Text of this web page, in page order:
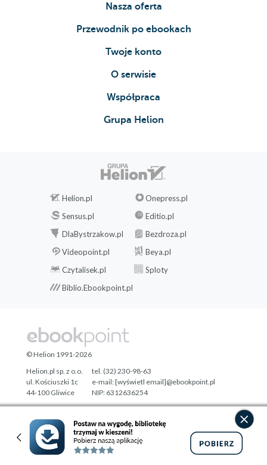
Nasza oferta
Przewodnik po ebookach
Twoje konto
O serwisie
Współpraca
Grupa Helion
Helion.pl
Onepress.pl
Sensus.pl
Editio.pl
DlaBystrzakow.pl
Bezdroza.pl
Videopoint.pl
Beya.pl
Czytalisek.pl
Sploty
Biblio.Ebookpoint.pl
Designed with ♥ byTonik.pl
© Helion 1991-2026
Helion.pl sp. z o.o.
ul. Kościuszki 1c
44-100 Gliwice
tel. (32) 230-98-63
e-mail:[wyświetl email]@ebookpoint.pl
NIP: 6312636254
Regon: 241989027
Pełna wersja strony »